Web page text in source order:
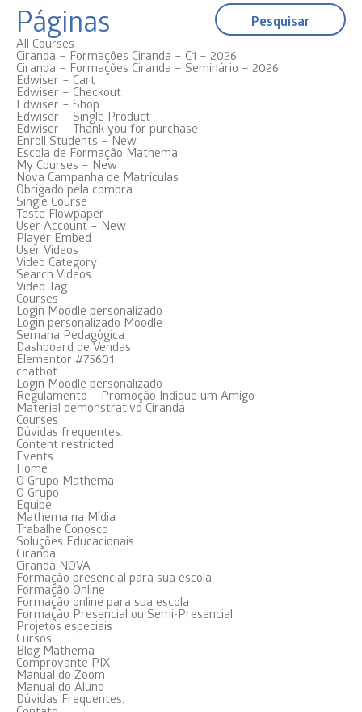
Páginas
All Courses
Ciranda – Formações Ciranda – C1 – 2026
Ciranda – Formações Ciranda – Seminário – 2026
Edwiser – Cart
Edwiser – Checkout
Edwiser – Shop
Edwiser – Single Product
Edwiser – Thank you for purchase
Enroll Students – New
Escola de Formação Mathema
My Courses – New
Nova Campanha de Matrículas
Obrigado pela compra
Single Course
Teste Flowpaper
User Account – New
Player Embed
User Videos
Video Category
Search Videos
Video Tag
Courses
Login Moodle personalizado
Login personalizado Moodle
Semana Pedagógica
Dashboard de Vendas
Elementor #75601
chatbot
Login Moodle personalizado
Regulamento – Promoção Indique um Amigo
Material demonstrativo Ciranda
Courses
Dúvidas frequentes.
Content restricted
Events
Home
O Grupo Mathema
O Grupo
Equipe
Mathema na Mídia
Trabalhe Conosco
Soluções Educacionais
Ciranda
Ciranda NOVA
Formação presencial para sua escola
Formação Online
Formação online para sua escola
Formação Presencial ou Semi-Presencial
Projetos especiais
Cursos
Blog Mathema
Comprovante PIX
Manual do Zoom
Manual do Aluno
Dúvidas Frequentes.